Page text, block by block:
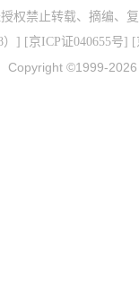
权禁止转载、摘编、
] [京ICP证040655号] [
Copyright ©1999-